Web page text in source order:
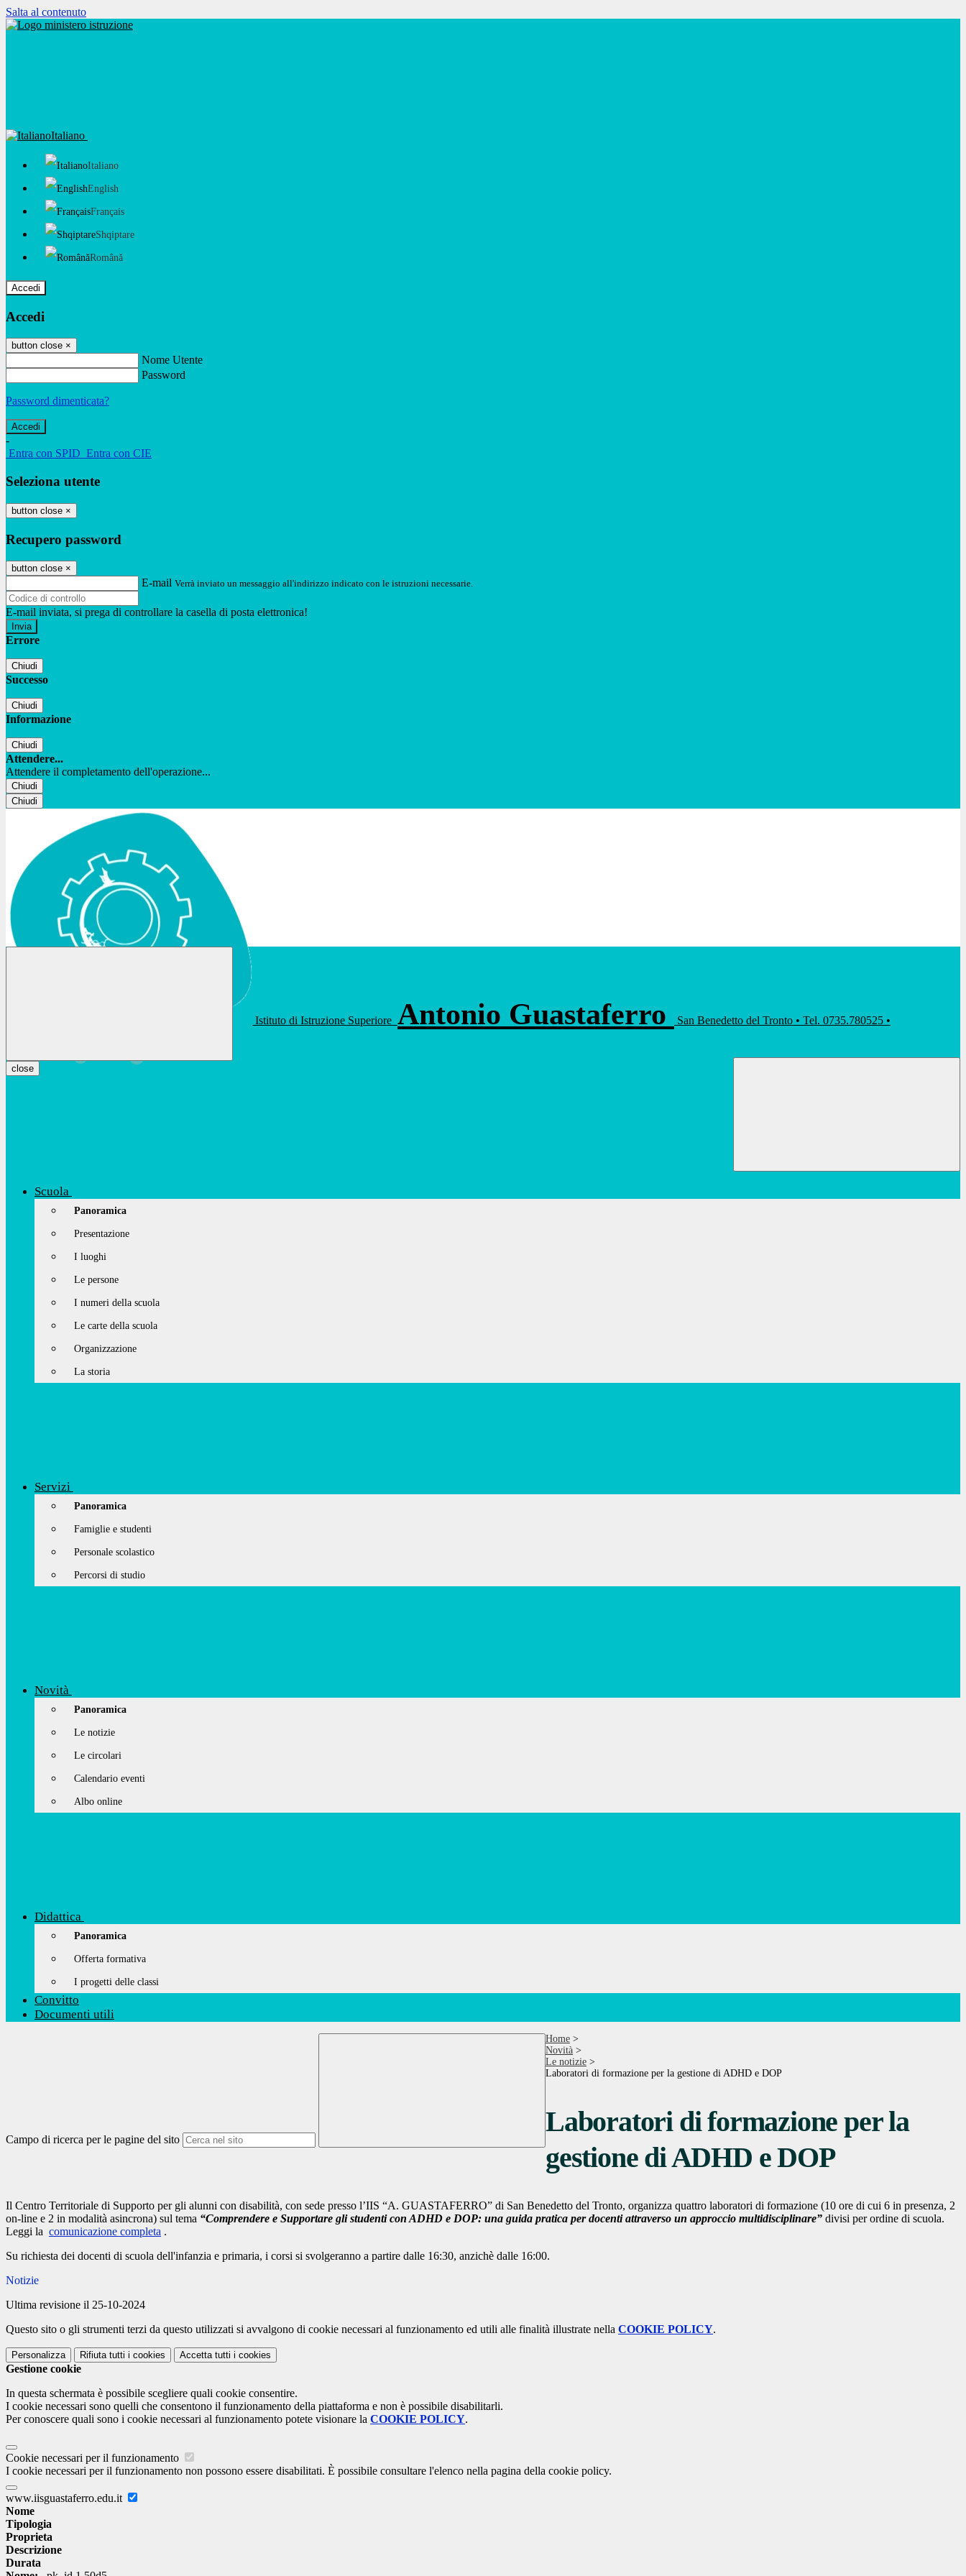
Salta al contenuto
Italiano
Italiano
English
Français
Shqiptare
Română
Accedi
Accedi
button close ×
Nome Utente
Password
Password dimenticata?
-
Entra con SPID Entra con CIE
Seleziona utente
button close ×
Recupero password
button close ×
E-mail Verrà inviato un messaggio all'indirizzo indicato con le istruzioni necessarie.
E-mail inviata, si prega di controllare la casella di posta elettronica!
Errore
Chiudi
Successo
Chiudi
Informazione
Chiudi
Attendere...
Attendere il completamento dell'operazione...
Chiudi
Chiudi
Istituto di Istruzione Superiore Antonio Guastaferro
San Benedetto del Tronto • Tel. 0735.780525 •
close
Scuola
Panoramica
Presentazione
I luoghi
Le persone
I numeri della scuola
Le carte della scuola
Organizzazione
La storia
Servizi
Panoramica
Famiglie e studenti
Personale scolastico
Percorsi di studio
Novità
Panoramica
Le notizie
Le circolari
Calendario eventi
Albo online
Didattica
Panoramica
Offerta formativa
I progetti delle classi
Convitto
Documenti utili
Campo di ricerca per le pagine del sito
Home >
Novità >
Le notizie >
Laboratori di formazione per la gestione di ADHD e DOP
Laboratori di formazione per la
gestione di ADHD e DOP
Il Centro Territoriale di Supporto per gli alunni con disabilità, con sede presso l’IIS “A. GUASTAFERRO” di San Benedetto del Tronto, organizza quattro laboratori di formazione (10 ore di cui 6 in presenza, 2
on-line e 2 in modalità asincrona) sul tema “Comprendere e Supportare gli studenti con ADHD e DOP: una guida pratica per docenti attraverso un approccio multidisciplinare” divisi per ordine di scuola.
Leggi la comunicazione completa .
Su richiesta dei docenti di scuola dell'infanzia e primaria, i corsi si svolgeranno a partire dalle 16:30, anzichè dalle 16:00.
Notizie
Ultima revisione il 25-10-2024
Questo sito o gli strumenti terzi da questo utilizzati si avvalgono di cookie necessari al funzionamento ed utili alle finalità illustrate nella COOKIE POLICY.
Personalizza Rifiuta tutti i cookies Accetta tutti i cookies
Gestione cookie
In questa schermata è possibile scegliere quali cookie consentire.
I cookie necessari sono quelli che consentono il funzionamento della piattaforma e non è possibile disabilitarli.
Per conoscere quali sono i cookie necessari al funzionamento potete visionare la COOKIE POLICY.
Cookie necessari per il funzionamento
I cookie necessari per il funzionamento non possono essere disabilitati. È possibile consultare l'elenco nella pagina della cookie policy.
www.iisguastaferro.edu.it
Nome
Tipologia
Proprieta
Descrizione
Durata